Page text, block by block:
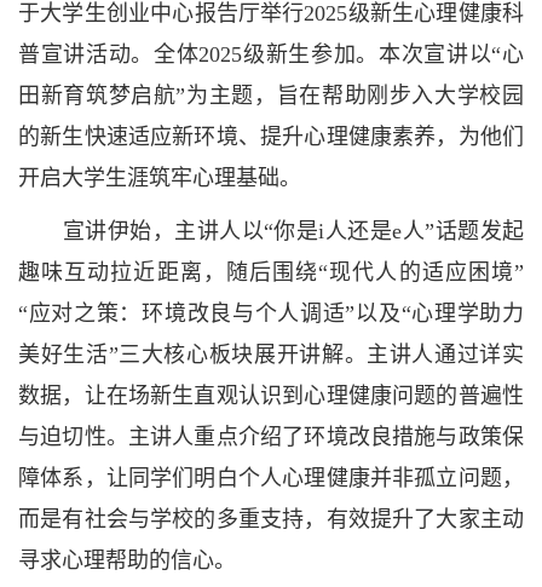
于大学生创业中心报告厅举行2025级新生心理健康科
普宣讲活动。全体2025级新生参加。本次宣讲以“心
田新育筑梦启航”为主题，旨在帮助刚步入大学校园
的新生快速适应新环境、提升心理健康素养，为他们
开启大学生涯筑牢心理基础。
宣讲伊始，主讲人以“你是i人还是e人”话题发起
趣味互动拉近距离，随后围绕“现代人的适应困境”
“应对之策：环境改良与个人调适”以及“心理学助力
美好生活”三大核心板块展开讲解。主讲人通过详实
数据，让在场新生直观认识到心理健康问题的普遍性
与迫切性。主讲人重点介绍了环境改良措施与政策保
障体系，让同学们明白个人心理健康并非孤立问题，
而是有社会与学校的多重支持，有效提升了大家主动
寻求心理帮助的信心。